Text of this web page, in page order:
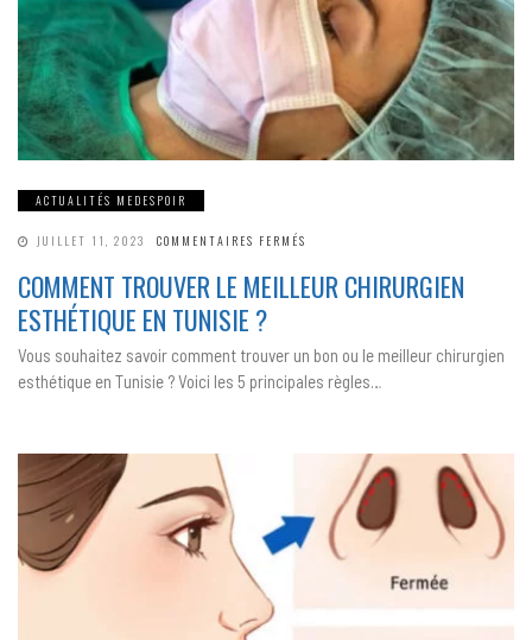
ACTUALITÉS MEDESPOIR
JUILLET 11, 2023 COMMENTAIRES FERMÉS
LE
MEILLEUR
TUNISIE ?
COMMENT TROUVER LE MEILLEUR CHIRURGIEN
ESTHÉTIQUE EN TUNISIE ?
Vous souhaitez savoir comment trouver un bon ou le meilleur chirurgien
esthétique en Tunisie ? Voici les 5 principales règles…